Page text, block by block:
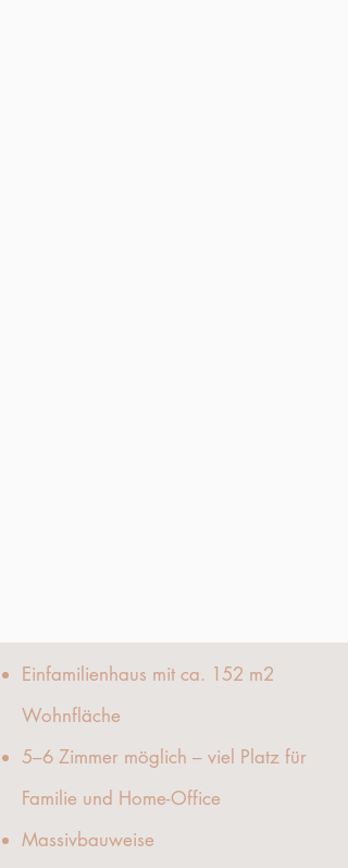
Einfamilienhaus mit ca. 152 m2
Wohnfläche
5–6 Zimmer möglich – viel Platz für
Familie und Home-Office
Massivbauweise